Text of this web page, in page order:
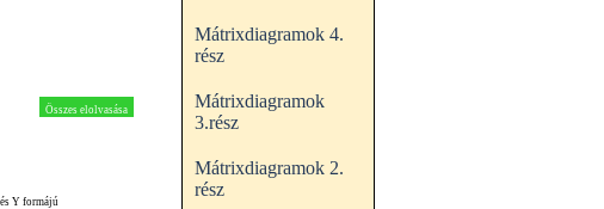
Összes elolvasása
Y formájú
Mátrixdiagramok 4.
rész
Mátrixdiagramok
3.rész
Mátrixdiagramok 2.
rész